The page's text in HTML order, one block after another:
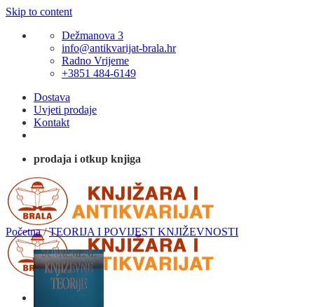
Skip to content
Dežmanova 3
info@antikvarijat-brala.hr
Radno Vrijeme
+3851 484-6149
Dostava
Uvjeti prodaje
Kontakt
prodaja i otkup knjiga
Početna / TEORIJA I POVIJEST KNJIŽEVNOSTI